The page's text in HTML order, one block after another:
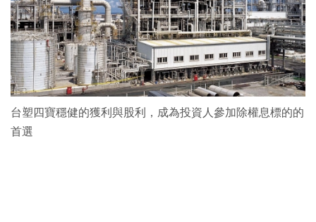
台塑四寶穩健的獲利與股利，成為投資人參加除權息標的的
首選